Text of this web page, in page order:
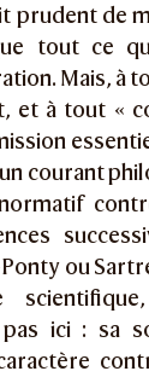
de
tout ce
Mais, à
et à tout «
courant
ou
ici : sa